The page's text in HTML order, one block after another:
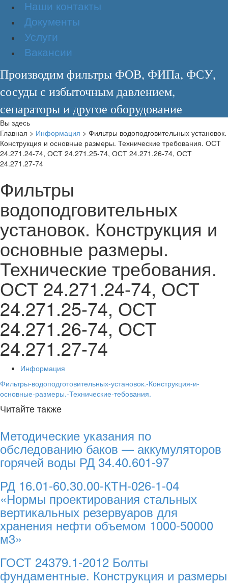
Наши контакты
Документы
Услуги
Вакансии
Производим фильтры ФОВ, ФИПа, ФСУ,
сосуды с избыточным давлением,
сепараторы и другое оборудование
Вы здесь
Главная > Информация > Фильтры водоподговительных установок.
Конструкция и основные размеры. Технические требования. ОСТ
24.271.24-74, ОСТ 24.271.25-74, ОСТ 24.271.26-74, ОСТ
24.271.27-74
Фильтры
водоподговительных
установок. Конструкция и
основные размеры.
Технические требования.
ОСТ 24.271.24-74, ОСТ
24.271.25-74, ОСТ
24.271.26-74, ОСТ
24.271.27-74
Информация
Фильтры-водоподготовительных-установок.-Конструкция-и-
основные-размеры.-Технические-тебования.
Читайте также
Методические указания по
обследованию баков — аккумуляторов
горячей воды РД 34.40.601-97
РД 16.01-60.30.00-КТН-026-1-04
«Нормы проектирования стальных
вертикальных резервуаров для
хранения нефти объемом 1000-50000
м3»
ГОСТ 24379.1-2012 Болты
фундаментные. Конструкция и размеры